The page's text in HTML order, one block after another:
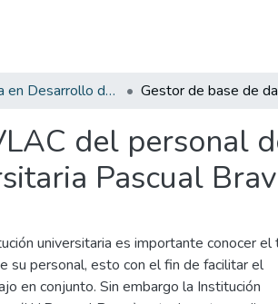
Tecnología en Desarrollo de Software
del personal
Pascual
universitaria es importante conocer el
su personal, esto con el fin de facilitar el
en conjunto. Sin embargo la Institución